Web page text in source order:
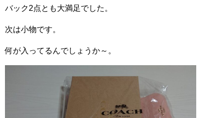
バック2点とも大満足でした。
次は小物です。
何が入ってるんでしょうか～。